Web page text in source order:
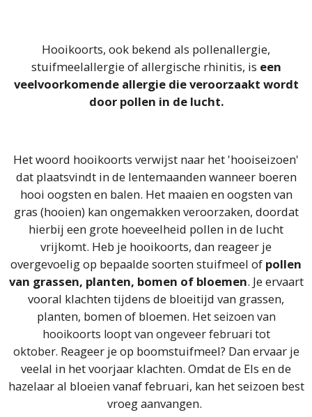
Hooikoorts, ook bekend als pollenallergie,
stuifmeelallergie of allergische rhinitis, is een
veelvoorkomende allergie die veroorzaakt wordt
door pollen in de lucht.
Het woord hooikoorts verwijst naar het 'hooiseizoen'
dat plaatsvindt in de lentemaanden wanneer boeren
hooi oogsten en balen. Het maaien en oogsten van
gras (hooien) kan ongemakken veroorzaken, doordat
hierbij een grote hoeveelheid pollen in de lucht
vrijkomt. Heb je hooikoorts, dan reageer je
overgevoelig op bepaalde soorten stuifmeel of pollen
van grassen, planten, bomen of bloemen. Je ervaart
vooral klachten tijdens de bloeitijd van grassen,
planten, bomen of bloemen. Het seizoen van
hooikoorts loopt van ongeveer februari tot
oktober. Reageer je op boomstuifmeel? Dan ervaar je
veelal in het voorjaar klachten. Omdat de Els en de
hazelaar al bloeien vanaf februari, kan het seizoen best
vroeg aanvangen.